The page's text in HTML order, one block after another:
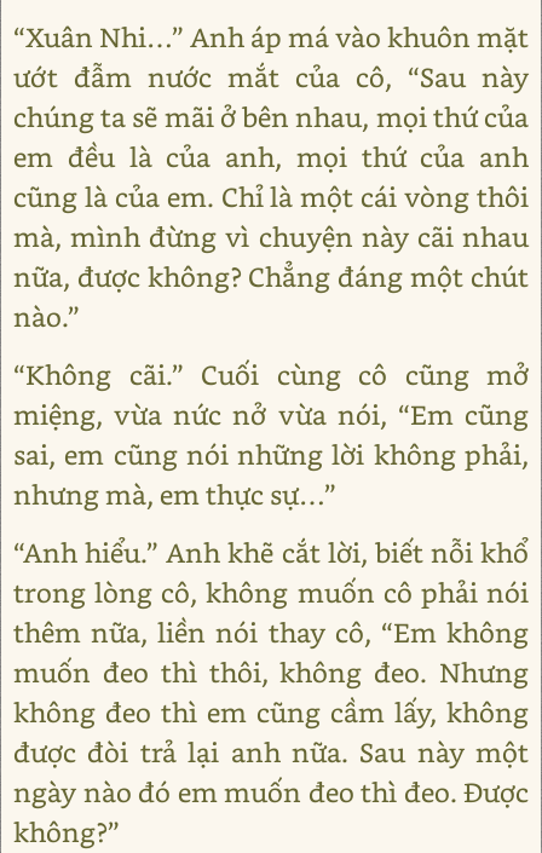
“Xuân Nhi…” Anh áp má vào khuôn mặt
ướt đẫm nước mắt của cô, “Sau này
chúng ta sẽ mãi ở bên nhau, mọi thứ của
em đều là của anh, mọi thứ của anh
cũng là của em. Chỉ là một cái vòng thôi
mà, mình đừng vì chuyện này cãi nhau
nữa, được không? Chẳng đáng một chút
nào.”
“Không cãi.” Cuối cùng cô cũng mở
miệng, vừa nức nở vừa nói, “Em cũng
sai, em cũng nói những lời không phải,
nhưng mà, em thực sự…”
“Anh hiểu.” Anh khẽ cắt lời, biết nỗi khổ
trong lòng cô, không muốn cô phải nói
thêm nữa, liền nói thay cô, “Em không
muốn đeo thì thôi, không đeo. Nhưng
không đeo thì em cũng cầm lấy, không
được đòi trả lại anh nữa. Sau này một
ngày nào đó em muốn đeo thì đeo. Được
không?”